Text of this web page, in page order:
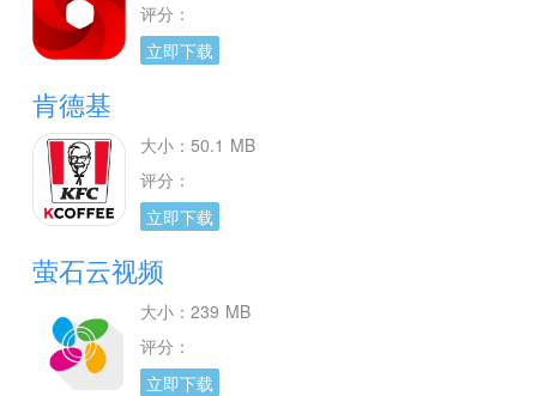
评分：
立即下载
肯德基
大小：50.1 MB
评分：
立即下载
萤石云视频
大小：239 MB
评分：
立即下载